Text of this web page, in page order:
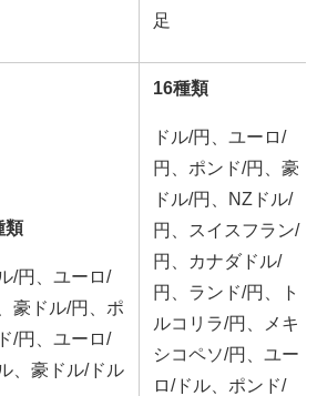
足
類
/円、ユーロ/
豪ドル/円、ポ
/円、ユーロ/
、豪ドル/ドル
16種類
ドル/円、ユーロ/
円、ポンド/円、豪
ドル/円、NZドル/
円、スイスフラン/
円、カナダドル/
円、ランド/円、ト
ルコリラ/円、メキ
シコペソ/円、ユー
ロ/ドル、ポンド/